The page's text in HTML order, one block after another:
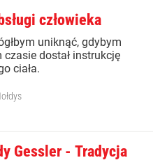
człowieka
uniknąć, gdybym
dostał instrukcję
ciała.
Gessler - Tradycja